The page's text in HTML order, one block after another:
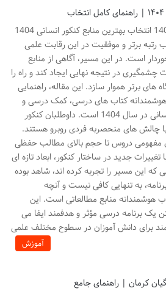
بهترین منابع کنکور انسانی 1404 انتخاب بهترین منابع کنکور انسانی 1404
رتبه برتر و موفقیت در این رقابت علمی
است. در این مسیر، آگاهی از منابع
چشمگیری در نتیجه نهایی ایجاد کند و راه را
های برتر هموار سازد. این مقاله، راهنمایی
کتاب های درسی، کمک درسی و
تست برای داوطلبان کنکور انسانی در سال 1404 است. داوطلبان کنکور
چالش های منحصربه فردی روبرو هستند.
مفهومی دروس تا حجم بالای مطالب حفظی
جدید در ساختار کنکور، ابعاد تازه ای
که این مسیر را تجربه کرده اند، شاهد بوده
به تنهایی کافی نیست و آنچه
منابع مطالعاتی است. این
یک برنامه درسی مؤثر و هدفمند ایفا می
برای دانش آموزان در سطوح مختلف علمی
آموزش
کرمان | راهنمای جامع